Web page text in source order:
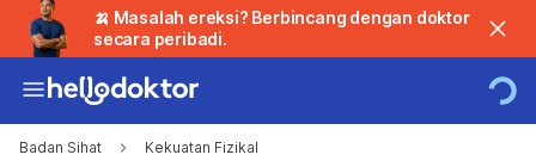
🍌 Masalah ereksi? Berbincang dengan doktor
secara peribadi.
Badan Sihat Kekuatan Fizikal